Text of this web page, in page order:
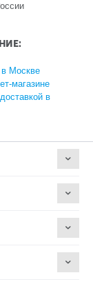
в Москве
магазине
в